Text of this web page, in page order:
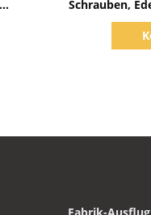
Schrauben,
läuft